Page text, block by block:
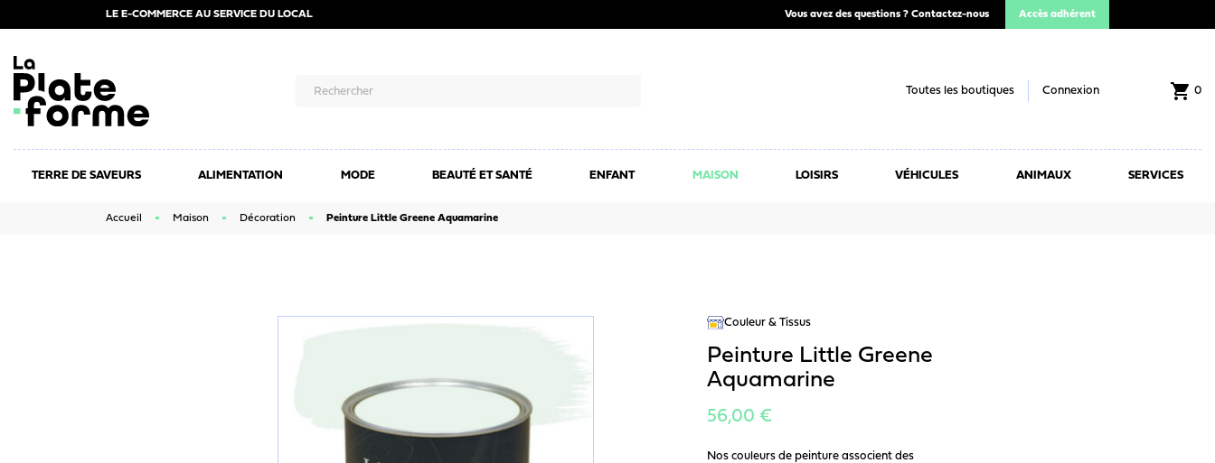
LE E-COMMERCE AU SERVICE DU LOCAL Vous avez des questions ? Contactez-nous Accès adhérent
Toutes les boutiques Connexion shopping_cart 0
TERRE DE SAVEURS ALIMENTATION MODE BEAUTÉ ET SANTÉ ENFANT MAISON LOISIRS VÉHICULES ANIMAUX SERVICES
Accueil Maison Décoration Peinture Little Greene Aquamarine
Couleur & Tissus
Peinture Little Greene
Aquamarine
56,00 €
Nos couleurs de peinture associent des